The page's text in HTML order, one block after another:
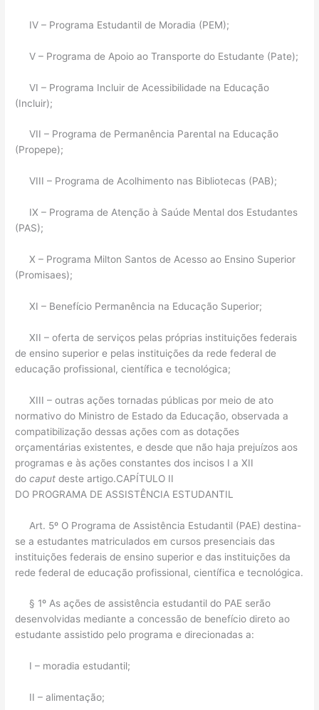
IV – Programa Estudantil de Moradia (PEM);
V – Programa de Apoio ao Transporte do Estudante (Pate);
VI – Programa Incluir de Acessibilidade na Educação
(Incluir);
VII – Programa de Permanência Parental na Educação
(Propepe);
VIII – Programa de Acolhimento nas Bibliotecas (PAB);
IX – Programa de Atenção à Saúde Mental dos Estudantes
(PAS);
X – Programa Milton Santos de Acesso ao Ensino Superior
(Promisaes);
XI – Benefício Permanência na Educação Superior;
XII – oferta de serviços pelas próprias instituições federais
de ensino superior e pelas instituições da rede federal de
educação profissional, científica e tecnológica;
XIII – outras ações tornadas públicas por meio de ato
normativo do Ministro de Estado da Educação, observada a
compatibilização dessas ações com as dotações
orçamentárias existentes, e desde que não haja prejuízos aos
programas e às ações constantes dos incisos I a XII
docaput deste artigo.CAPÍTULO II
DO PROGRAMA DE ASSISTÊNCIA ESTUDANTIL
Art. 5º O Programa de Assistência Estudantil (PAE) destina-
se a estudantes matriculados em cursos presenciais das
instituições federais de ensino superior e das instituições da
rede federal de educação profissional, científica e tecnológica.
§ 1º As ações de assistência estudantil do PAE serão
desenvolvidas mediante a concessão de benefício direto ao
estudante assistido pelo programa e direcionadas a:
I – moradia estudantil;
II – alimentação;